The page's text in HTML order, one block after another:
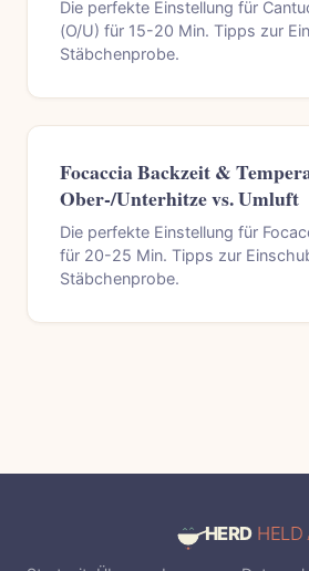
Die perfekte Einstellung für
(O/U) für 15-20 Min. Tipps zur
Stäbchenprobe.
Focaccia Backzeit &
Ober-/Unterhitze vs. Umluft
Die perfekte Einstellung für
für 20-25 Min. Tipps zur
Stäbchenprobe.